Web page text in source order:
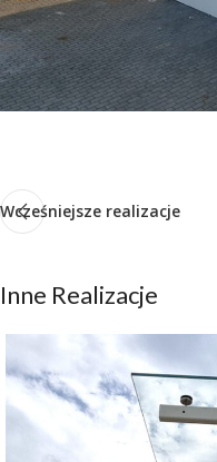
Wcześniejsze realizacje
Inne Realizacje